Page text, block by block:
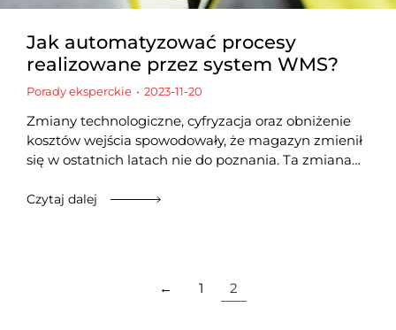
Jak automatyzować procesy
realizowane przez system WMS?
Porady eksperckie 2023-11-20
Zmiany technologiczne, cyfryzacja oraz obniżenie
kosztów wejścia spowodowały, że magazyn zmienił
się w ostatnich latach nie do poznania. Ta zmiana…
Czytaj dalej
← 1 2